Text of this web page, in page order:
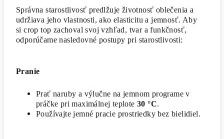
Správna starostlivosť predlžuje životnosť oblečenia a
udržiava jeho vlastnosti, ako elasticitu a jemnosť. Aby
si crop top zachoval svoj vzhľad, tvar a funkčnosť,
odporúčame nasledovné postupy pri starostlivosti:
Pranie
Prať naruby a výlučne na jemnom programe v
práčke pri maximálnej teplote 30 °C.
Používajte jemné pracie prostriedky bez bielidiel.